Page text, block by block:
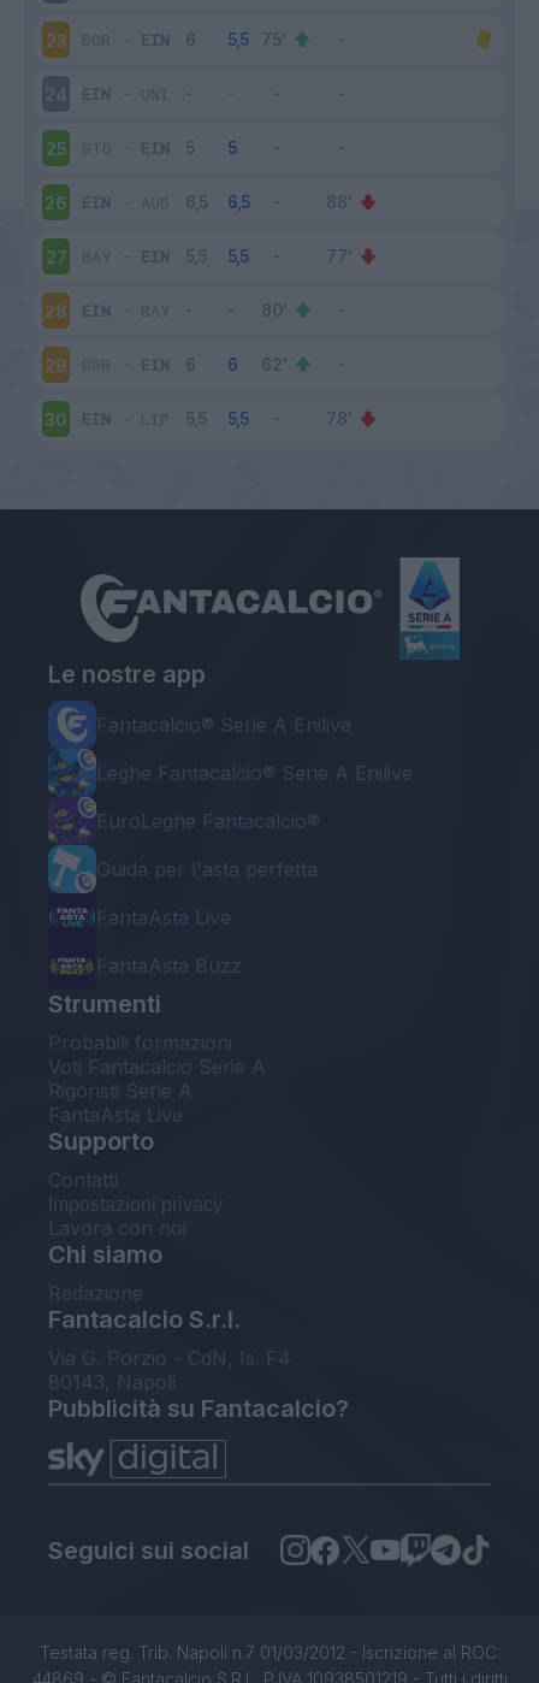
23 BOR - EIN
24 EIN - UNI
25 STO - EIN
26 EIN - AUG
27 BAY - EIN
28 EIN - BAY
29 BOR - EIN
30 EIN - LIP
Le nostre app
Fantacalcio® Serie A Enilive
Leghe Fantacalcio® Serie A Enilive
EuroLeghe Fantacalcio®
Guida per l'asta perfetta
FantaAsta Live
FantaAsta Buzz
Strumenti
Probabili formazioni
Voti Fantacalcio Serie A
Rigoristi Serie A
FantaAsta Live
Supporto
Contatti
Impostazioni privacy
Lavora con noi
Chi siamo
Redazione
Fantacalcio S.r.l.
Via G. Porzio - CdN, Is. F4
80143, Napoli
Pubblicità su Fantacalcio?
Seguici sui social
Testata reg. Trib. Napoli n.7 01/03/2012 - Iscrizione al ROC:
44869 - © Fantacalcio S.R.L. P.IVA 10938501219 - Tutti i diritti